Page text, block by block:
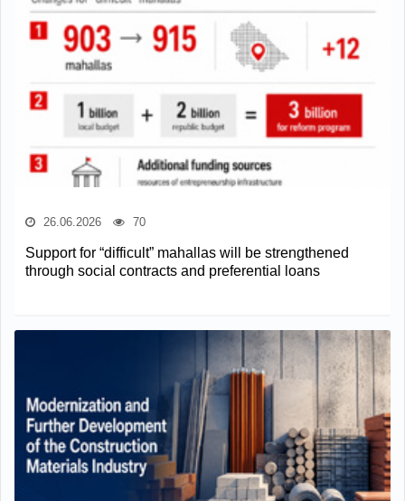
26.06.2026 70
Support for “difficult” mahallas will be strengthened
through social contracts and preferential loans